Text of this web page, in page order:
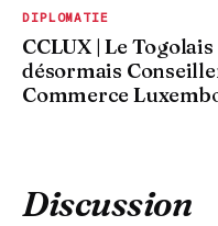
DIPLOMATIE
CCLUX | Le
désormais
Commerce
Discussion